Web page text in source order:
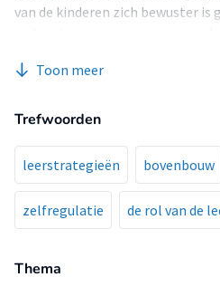
van de kinderen zich bewuster is
heeft vooral een zichtbaar effect
verantwoordelijkheid te nemen
vervolgdoelen te stellen.
Toon meer
Trefwoorden
leerstrategieën bovenbouw
zelfregulatie de rol van de
Thema